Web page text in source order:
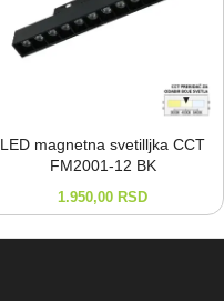
LED magnetna svetilljka CCT
FM2001-⁠12 BK
1.950,00 RSD